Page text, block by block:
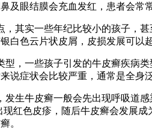
及眼结膜会充血发红，患者会常
，其实一些年纪比较小的孩子，
白色云片状皮屑，皮损发展可以
型，一些孩子引发的牛皮癣疾病
说症状会比较严重，通常是全身
发生牛皮癣一般会先出现呼吸道
红色皮疹，随后牛皮癣会发展
。